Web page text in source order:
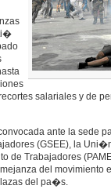
salariales y de
ante la sede
(GSEE), la
de Trabajadores
del movimiento
del pa�s.